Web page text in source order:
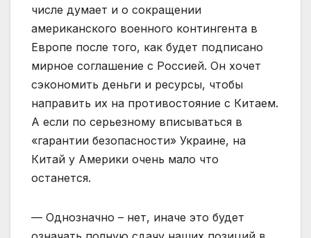
числе думает и о сокращении
американского военного контингента в
Европе после того, как будет подписано
мирное соглашение с Россией. Он хочет
сэкономить деньги и ресурсы, чтобы
направить их на противостояние с Китаем.
А если по серьезному вписываться в
«гарантии безопасности» Украине, на
Китай у Америки очень мало что
останется.
— Однозначно – нет, иначе это будет